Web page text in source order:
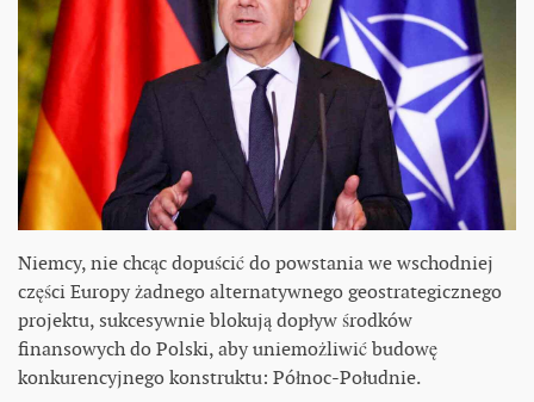
Niemcy, nie chcąc dopuścić do powstania we wschodniej
części Europy żadnego alternatywnego geostrategicznego
projektu, sukcesywnie blokują dopływ środków
finansowych do Polski, aby uniemożliwić budowę
konkurencyjnego konstruktu: Północ-Południe.